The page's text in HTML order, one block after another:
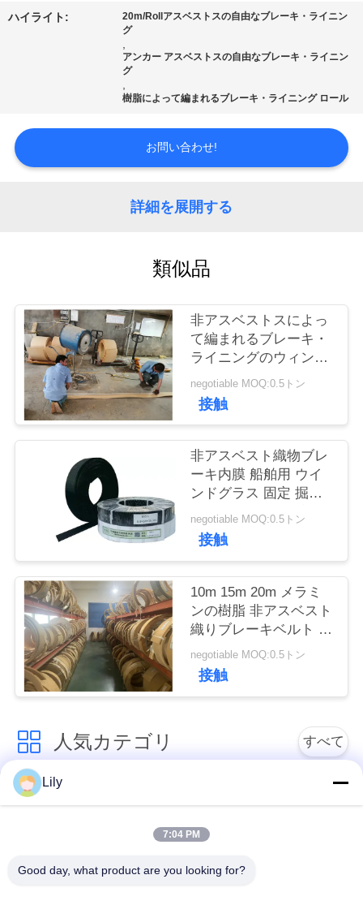
工
品
連
い
引
用
を
要
求
し
さ
ハイライト:
20m/Rollアスベストスの自由なブレーキ・ライニン
グ
,
アンカー アスベストスの自由なブレーキ・ライニン
グ
,
樹脂によって編まれるブレーキ・ライニング ロール
お問い合わせ!
詳細を展開する
類似品
非アスベストスによっ
て編まれるブレーキ・
ライニングのウィンチ
のアンカー ウインドラ
ス ブレーキ メラミン
樹脂の黄色
negotiable MOQ:0.5トン
接触
非アスベスト織物ブレ
ーキ内膜 船舶用 ウイ
ンドグラス 固定 掘削
機 エレベーターブレー
キ
negotiable MOQ:0.5トン
接触
10m 15m 20m メラミ
ンの樹脂 非アスベスト
織りブレーキベルト 船
舶アンカー
negotiable MOQ:0.5トン
接触
人気カテゴリ すべて
非アスベストスによ
アスベストスのブレ
ーキ・ライニング
Lily
7:04 PM
Good day, what product are you looking for?